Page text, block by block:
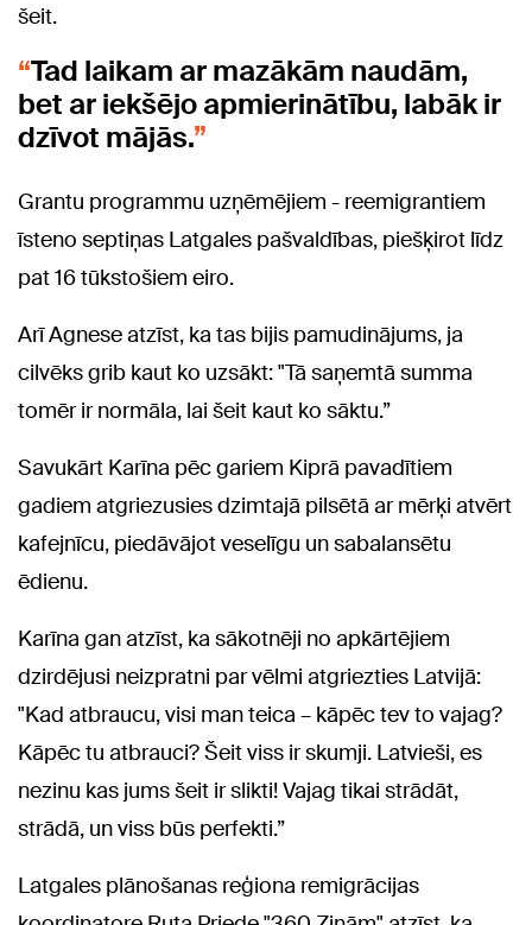
šeit.
Tad laikam ar mazākām naudām,
bet ar iekšējo apmierinātību, labāk ir
dzīvot mājās.
Grantu programmu uzņēmējiem - reemigrantiem
īsteno septiņas Latgales pašvaldības, piešķirot līdz
pat 16 tūkstošiem eiro.
Arī Agnese atzīst, ka tas bijis pamudinājums, ja
cilvēks grib kaut ko uzsākt: "Tā saņemtā summa
tomēr ir normāla, lai šeit kaut ko sāktu.”
Savukārt Karīna pēc gariem Kiprā pavadītiem
gadiem atgriezusies dzimtajā pilsētā ar mērķi atvērt
kafejnīcu, piedāvājot veselīgu un sabalansētu
ēdienu.
Karīna gan atzīst, ka sākotnēji no apkārtējiem
dzirdējusi neizpratni par vēlmi atgriezties Latvijā:
"Kad atbraucu, visi man teica – kāpēc tev to vajag?
Kāpēc tu atbrauci? Šeit viss ir skumji. Latvieši, es
nezinu kas jums šeit ir slikti! Vajag tikai strādāt,
strādā, un viss būs perfekti.”
Latgales plānošanas reģiona remigrācijas